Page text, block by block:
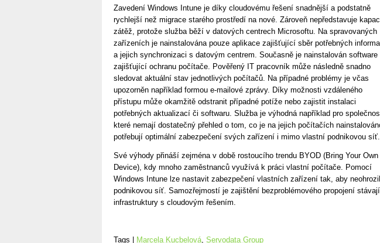
Zavedení Windows Intune je díky cloudovému řešení snadnější a podstatně
rychlejší než migrace starého prostředí na nové. Zároveň nepředstavuje
zátěž, protože služba běží v datových centrech Microsoftu. Na spravovaných
zařízeních je nainstalována pouze aplikace zajišťující sběr potřebných
a jejich synchronizaci s datovým centrem. Současně je nainstalován software
zajišťující ochranu počítače. Pověřený IT pracovník může následně snadno
sledovat aktuální stav jednotlivých počítačů. Na případné problémy je včas
upozorněn například formou e-mailové zprávy. Díky možnosti vzdáleného
přístupu může okamžitě odstranit případné potíže nebo zajistit instalaci
potřebných aktualizací či softwaru. Služba je výhodná například pro
které nemají dostatečný přehled o tom, co je na jejich počítačích
potřebují optimální zabezpečení svých zařízení i mimo vlastní podnikovou síť.
Své výhody přináší zejména v době rostoucího trendu BYOD (Bring Your Own
Device), kdy mnoho zaměstnanců využívá k práci vlastní počítače. Pomocí
Windows Intune lze nastavit zabezpečení vlastních zařízení tak, aby
podnikovou síť. Samozřejmostí je zajištění bezproblémového propojení
infrastruktury s cloudovým řešením.
Tags | Marcela Kucbelová, Servodata Group